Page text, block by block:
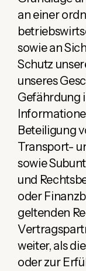
an einer
sowie an
Schutz
unseres
Gefährdung
Beteiligung
Transport-
sowie
und
oder
geltenden
weiter, als
oder zur